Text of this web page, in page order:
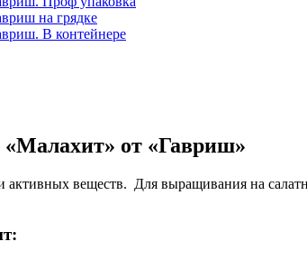
от «Гавриш»
веществ. Для выращивания на